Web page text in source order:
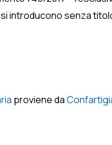
introducono senza
proviene da